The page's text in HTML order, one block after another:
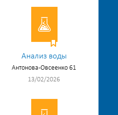
Анализ воды
Антонова-Овсеенко 61
13/02/2026